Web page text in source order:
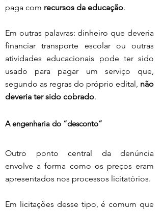
paga com recursos da educação.
Em outras palavras: dinheiro que deveria
financiar transporte escolar ou outras
atividades educacionais pode ter sido
usado para pagar um serviço que,
segundo as regras do próprio edital, não
deveria ter sido cobrado.
A engenharia do “desconto”
Outro ponto central da denúncia
envolve a forma como os preços eram
apresentados nos processos licitatórios.
Em licitações desse tipo, é comum que